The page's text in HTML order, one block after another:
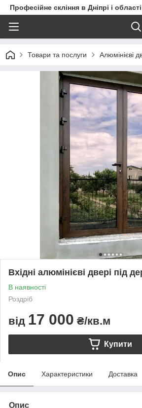
Професійне скління в Дніпрі і області
Товари та послуги Алюмінієві
Вхідні алюмінієві двері під
В наявності
Роздріб
від 17 000 ₴/кв.м
Купити
Опис Характеристики Доставка
Опис